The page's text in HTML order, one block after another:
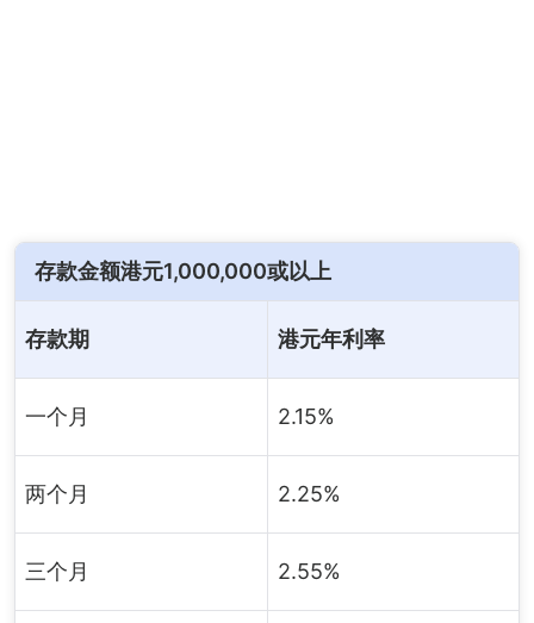
存款金额港元1,000,000或以上
存款期 港元年利率
一个月 2.15%
两个月 2.25%
三个月 2.55%